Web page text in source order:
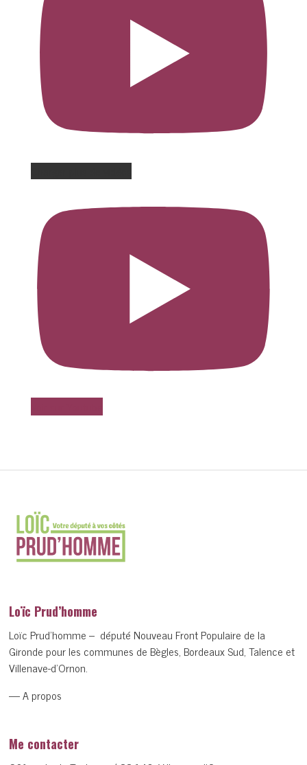
Loïc Prud’homme
Loïc Prud’homme – député Nouveau Front Populaire de la
Gironde pour les communes de Bègles, Bordeaux Sud, Talence et
Villenave-d’Ornon.
— A propos
Me contacter